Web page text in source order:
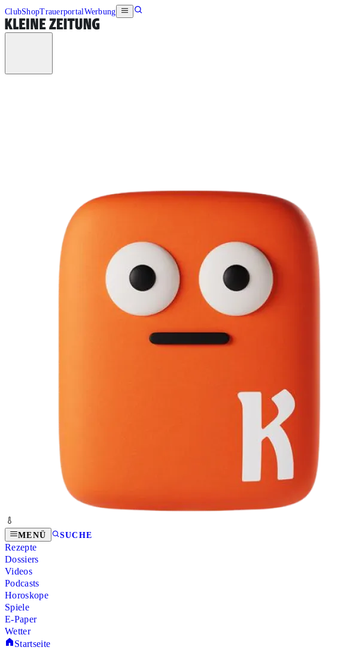
ClubShopTrauerportalWerbung
MENÜ SUCHE
Rezepte
Dossiers
Videos
Podcasts
Horoskope
Spiele
E-Paper
Wetter
Startseite